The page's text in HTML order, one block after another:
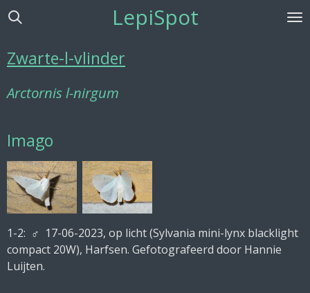
Ga
de
LepiSpot
Zwarte-l-vlinder
Arctornis l-nirgum
Imago
1-2: ♂ 17-06-2023, op licht (Sylvania mini-lynx blacklight
compact 20W), Harfsen. Gefotografeerd door Hannie
Luijten.